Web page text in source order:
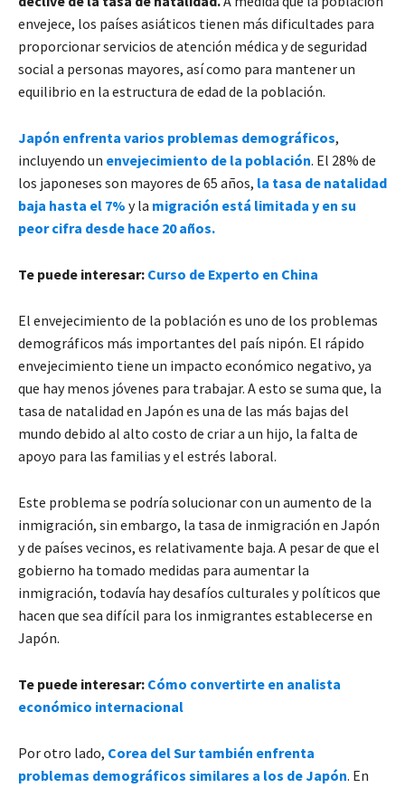
envejece, los países asiáticos tienen más dificultades para
proporcionar servicios de atención médica y de seguridad
social a personas mayores, así como para mantener un
equilibrio en la estructura de edad de la población.
Japón enfrenta varios problemas demográficos,
incluyendo un envejecimiento de la población. El 28% de
los japoneses son mayores de 65 años, la tasa de natalidad
baja hasta el 7% y la migración está limitada y en su
peor cifra desde hace 20 años.
Te puede interesar: Curso de Experto en China
El envejecimiento de la población es uno de los problemas
demográficos más importantes del país nipón. El rápido
envejecimiento tiene un impacto económico negativo, ya
que hay menos jóvenes para trabajar. A esto se suma que, la
tasa de natalidad en Japón es una de las más bajas del
mundo debido al alto costo de criar a un hijo, la falta de
apoyo para las familias y el estrés laboral.
Este problema se podría solucionar con un aumento de la
inmigración, sin embargo, la tasa de inmigración en Japón
y de países vecinos, es relativamente baja. A pesar de que el
gobierno ha tomado medidas para aumentar la
inmigración, todavía hay desafíos culturales y políticos que
hacen que sea difícil para los inmigrantes establecerse en
Japón.
Te puede interesar: Cómo convertirte en analista
económico internacional
Por otro lado, Corea del Sur también enfrenta
problemas demográficos similares a los de Japón. En